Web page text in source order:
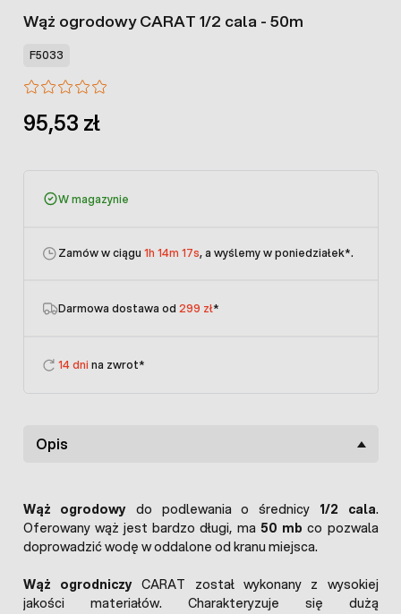
Wąż ogrodowy CARAT 1/2 cala - 50m
F5033
95,53 zł
W magazynie
Zamów w ciągu 1h 14m 17s, a wyślemy w poniedziałek*.
Darmowa dostawa od 299 zł*
14 dni na zwrot*
Opis
Wąż ogrodowy do podlewania o średnicy 1/2 cala.
Oferowany wąż jest bardzo długi, ma 50 mb co pozwala
doprowadzić wodę w oddalone od kranu miejsca.
Wąż ogrodniczyCARAT został wykonany z wysokiej
jakości materiałów. Charakteryzuje się dużą